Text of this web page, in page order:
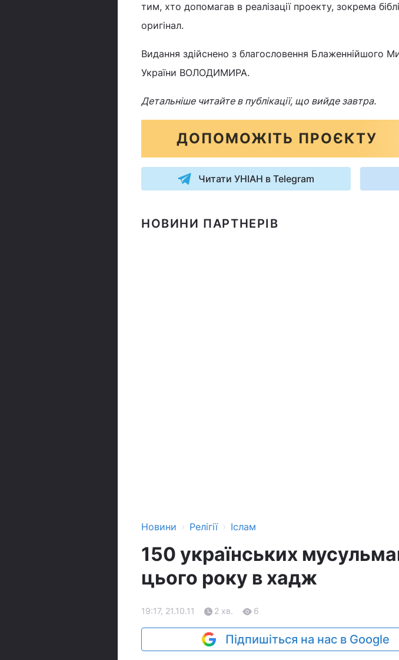
тим, хто допомагав в реалізації проекту, зокрема
оригінал.
Видання здійснено з благословення Блаженнійшого
України ВОЛОДИМИРА.
Детальніше читайте в публікації, що вийде завтра.
ДОПОМОЖІТЬ ПРОЄКТУ
Читати УНІАН в Telegram
НОВИНИ ПАРТНЕРІВ
Новини › Релігії › Іслам
150 українських
цього року в хадж
19:17, 21.10.11 2 хв. 6
Підпишіться на нас в Google